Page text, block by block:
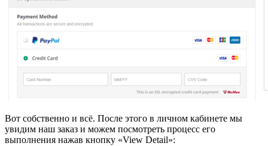
Вот собственно и всё. После этого в личном кабинете мы
увидим наш заказ и можем посмотреть процесс его
выполнения нажав кнопку «View Detail»: